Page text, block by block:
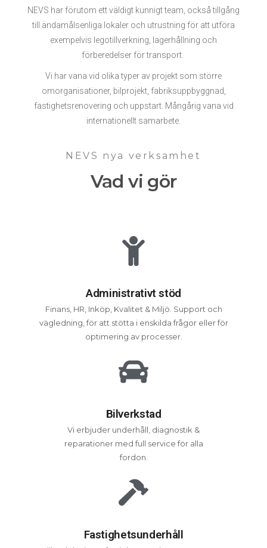
NEVS har förutom ett väldigt kunnigt team, också tillgång
till ändamålsenliga lokaler och utrustning för att utföra
exempelvis legotillverkning, lagerhållning och
förberedelser för transport.
Vi har vana vid olika typer av projekt som större
omorganisationer, bilprojekt, fabriksuppbyggnad,
fastighetsrenovering och uppstart. Mångårig vana vid
internationellt samarbete.
NEVS nya verksamhet
Vad vi gör
Administrativt stöd
Finans, HR, Inköp, Kvalitet & Miljö. Support och
vägledning, för att stötta i enskilda frågor eller för
optimering av processer.
Bilverkstad
Vi erbjuder underhåll, diagnostik &
reparationer med full service för alla
fordon.
Fastighetsunderhåll